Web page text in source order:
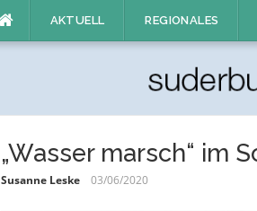
AKTUELL REGIONALES
„Wasser marsch“ im
Susanne Leske 03/06/2020